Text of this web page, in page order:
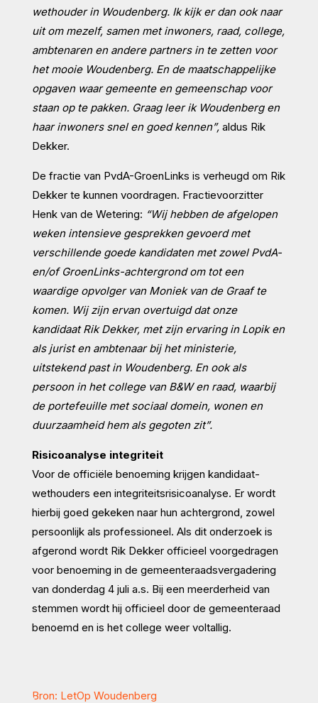
wethouder in Woudenberg. Ik kijk er dan ook naar
uit om mezelf, samen met inwoners, raad, college,
ambtenaren en andere partners in te zetten voor
het mooie Woudenberg. En de maatschappelijke
opgaven waar gemeente en gemeenschap voor
staan op te pakken. Graag leer ik Woudenberg en
haar inwoners snel en goed kennen”,aldus Rik
Dekker.
De fractie van PvdA-GroenLinks is verheugd om Rik
Dekker te kunnen voordragen. Fractievoorzitter
Henk van de Wetering: “Wij hebben de afgelopen
weken intensieve gesprekken gevoerd met
verschillende goede kandidaten met zowel PvdA-
en/of GroenLinks-achtergrond om tot een
waardige opvolger van Moniek van de Graaf te
komen. Wij zijn ervan overtuigd dat onze
kandidaat Rik Dekker, met zijn ervaring in Lopik en
als jurist en ambtenaar bij het ministerie,
uitstekend past in Woudenberg. En ook als
persoon in het college van B&W en raad, waarbij
de portefeuille met sociaal domein, wonen en
duurzaamheid hem als gegoten zit”.
Risicoanalyse integriteit
Voor de officiële benoeming krijgen kandidaat-
wethouders een integriteitsrisicoanalyse. Er wordt
hierbij goed gekeken naar hun achtergrond, zowel
persoonlijk als professioneel. Als dit onderzoek is
afgerond wordt Rik Dekker officieel voorgedragen
voor benoeming in de gemeenteraadsvergadering
van donderdag 4 juli a.s. Bij een meerderheid van
stemmen wordt hij officieel door de gemeenteraad
benoemd en is het college weer voltallig.
Bron: LetOp Woudenberg